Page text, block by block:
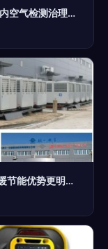
守护清新呼吸 寿光、青州、临朐及潍坊室内空气检测治理全解析
北方六省市再降一般工商业电价，热泵采暖节能优势更明显带来的室内空气新思考